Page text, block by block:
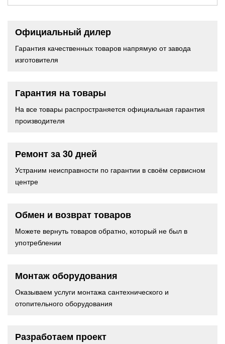
Официальный дилер
Гарантия качественных товаров напрямую от завода
изготовителя
Гарантия на товары
На все товары распространяется официальная гарантия
производителя
Ремонт за 30 дней
Устраним неисправности по гарантии в своём сервисном
центре
Обмен и возврат товаров
Можете вернуть товаров обратно, который не был в
употреблении
Монтаж оборудования
Оказываем услуги монтажа сантехнического и
отопительного оборудования
Разработаем проект